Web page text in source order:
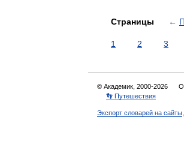
Страницы ←
1 2 3
© Академик, 2000-2026
👣 Путешествия
Экспорт словарей на сайты